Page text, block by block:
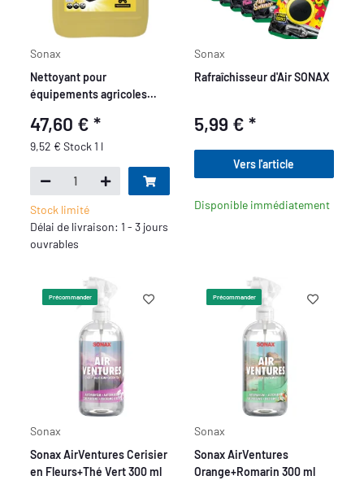
Sonax
Nettoyant pour
équipements agricoles
47,60 €*
9,52 € Stock 1 l
Stock limité
Délai de livraison: 1 - 3 jours
ouvrables
Sonax
Rafraîchisseur d'Air SONAX
5,99 € *
Vers l'article
Disponible immédiatement
Précommander
Sonax
Sonax AirVentures Cerisier
en Fleurs+Thé Vert 300 ml
Précommander
Sonax
Sonax AirVentures
Orange+Romarin 300 ml